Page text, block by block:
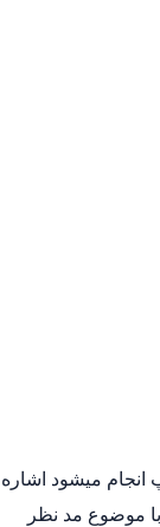
میشود اشاره
موضوع مد نظر